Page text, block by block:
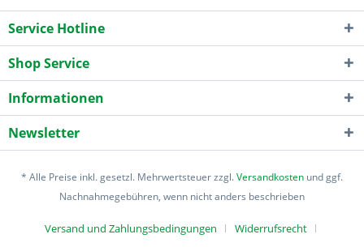
Service Hotline
Shop Service
Informationen
Newsletter
* Alle Preise inkl. gesetzl. Mehrwertsteuer zzgl.Versandkosten und ggf.
Nachnahmegebühren, wenn nicht anders beschrieben
Versand und Zahlungsbedingungen Widerrufsrecht